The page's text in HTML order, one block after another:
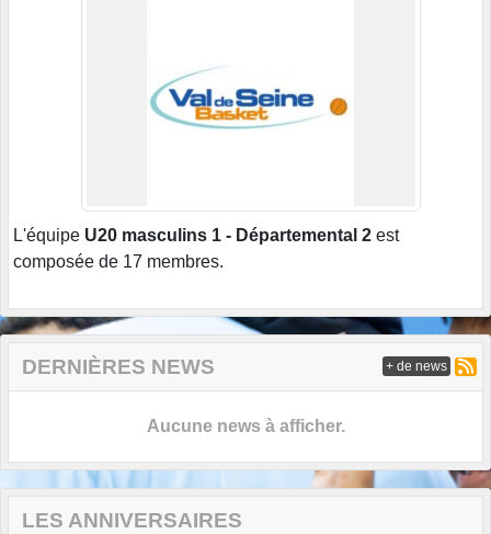
L'équipe U20 masculins 1 - Départemental 2 est
composée de 17 membres.
DERNIÈRES NEWS
Aucune news à afficher.
+ de news
LES ANNIVERSAIRES